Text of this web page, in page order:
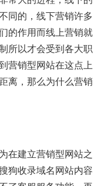
同的，线下营销许多
的作用而线上营销就
所以才会受到各大职
营销型网站在这点上
离，那么为什么营销
在建立营销型网站之
狗收录域名网站内容